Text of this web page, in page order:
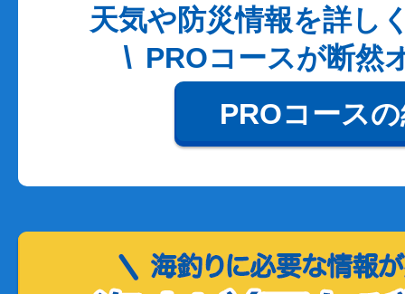
天気や防災情報を詳し
PROコースが断然
PROコース